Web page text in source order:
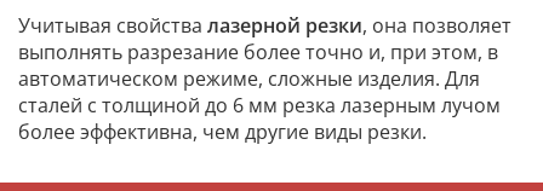
Учитывая свойства лазерной резки, она позволяет
выполнять разрезание более точно и, при этом, в
автоматическом режиме, сложные изделия. Для
сталей с толщиной до 6 мм резка лазерным лучом
более эффективна, чем другие виды резки.